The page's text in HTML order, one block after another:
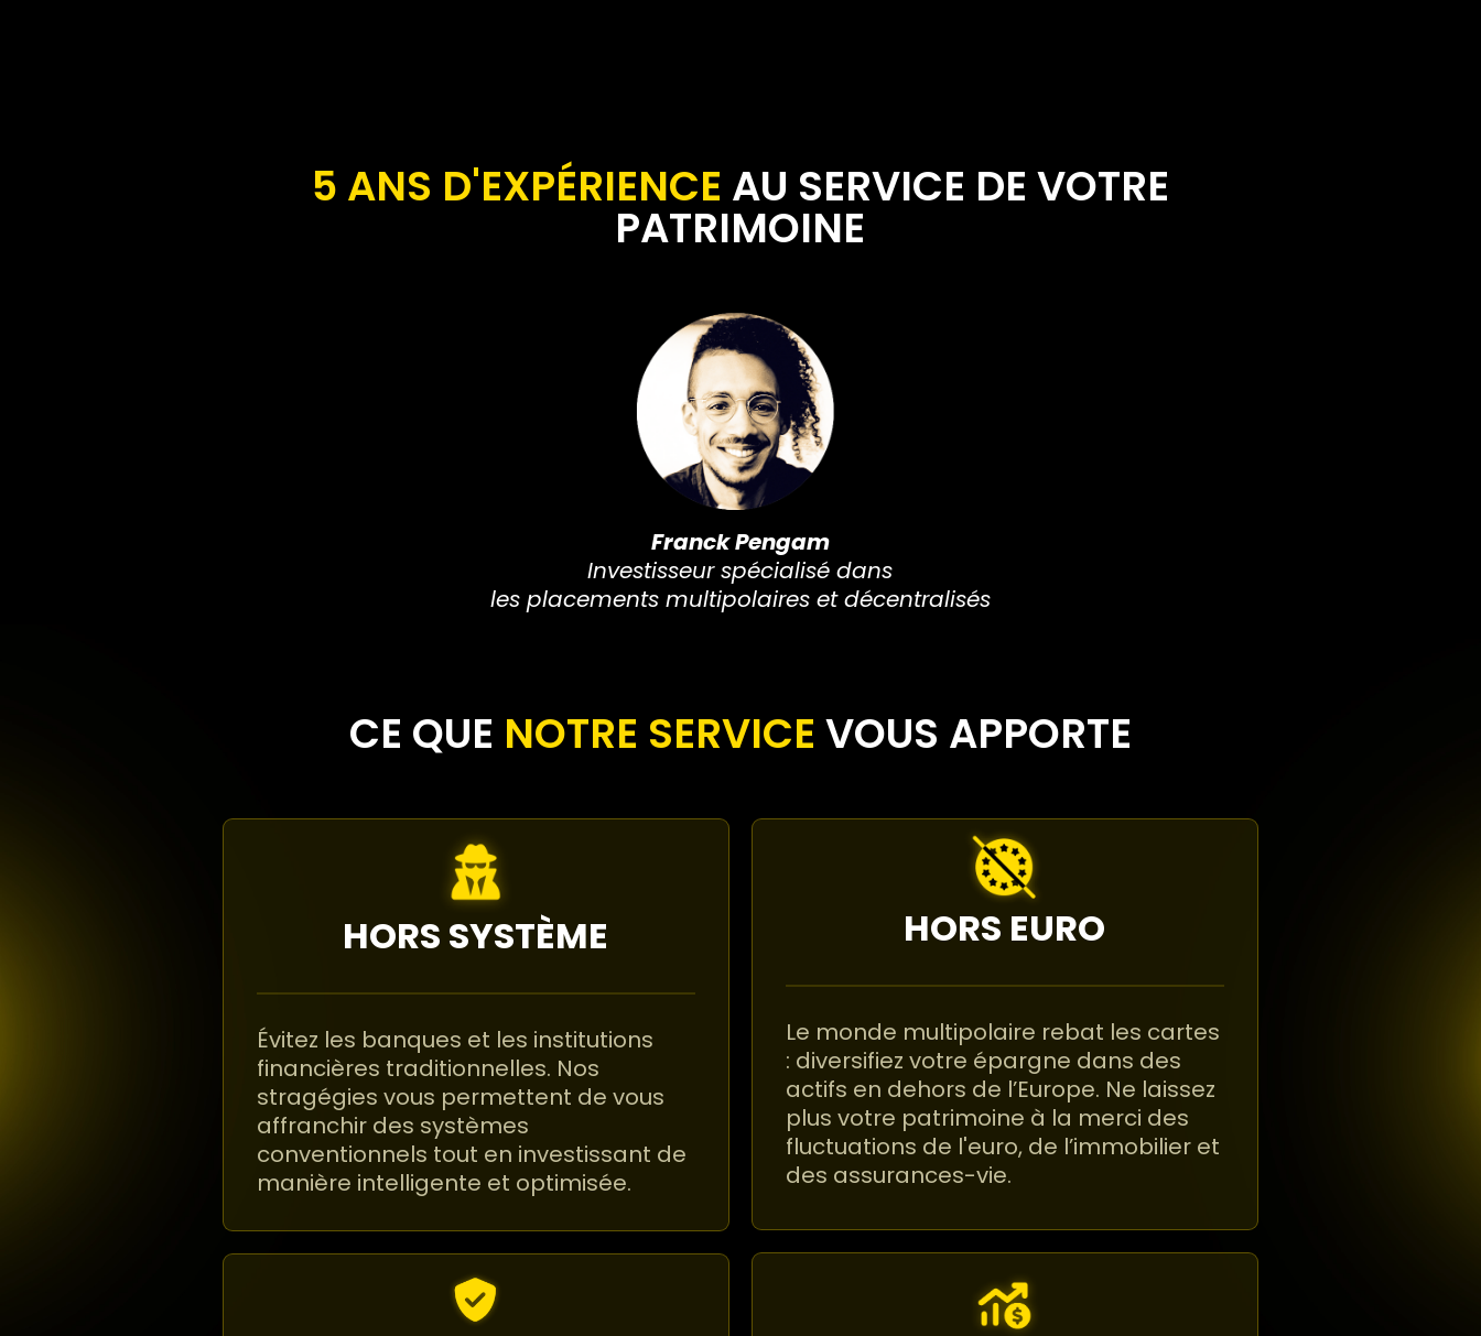
5 ANS D'EXPÉRIENCE AU SERVICE DE VOTRE
PATRIMOINE
Franck Pengam
Investisseur spécialisé dans
les placements multipolaires et décentralisés
CE QUE NOTRE SERVICE VOUS APPORTE
HORS SYSTÈME
Évitez les banques et les institutions
financières traditionnelles. Nos
stragégies vous permettent de vous
affranchir des systèmes
conventionnels tout en investissant de
manière intelligente et optimisée.
HORS EURO
Le monde multipolaire rebat les cartes
: diversifiez votre épargne dans des
actifs en dehors de l’Europe. Ne laissez
plus votre patrimoine à la merci des
fluctuations de l'euro, de l’immobilier et
des assurances-vie.